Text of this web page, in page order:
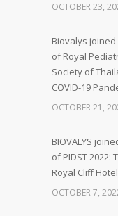
OCTOBER 23,
Biovalys
of Royal
Society of
COVID-19
OCTOBER 21,
BIOVALYS
of PIDST 2022:
Royal Cliff
OCTOBER 7,